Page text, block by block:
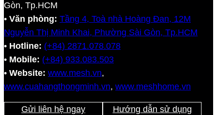
Gòn, Tp.HCM
• Văn phòng: Tầng 4, Toà nhà Hoàng Đan, 12M
Nguyễn Thị Minh Khai, Phường Sài Gòn, Tp.HCM
• Hotline: (+84) 2871.078.078
• Mobile: (+84) 933.083.503
• Website: www.mesh.vn,
www.cuahangthongminh.vn, www.meshhome.vn
Gửi liên hệ ngay Hướng dẫn sử dụng